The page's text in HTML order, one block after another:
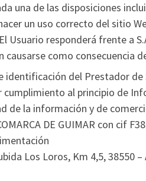
una de las disposiciones
un uso correcto del sitio
Usuario responderá frente a
causarse como consecuencia
identificación del Prestador
cumplimiento al principio de
de la información y de
DE GUIMAR con cif
Los Loros, Km 4,5, 38550